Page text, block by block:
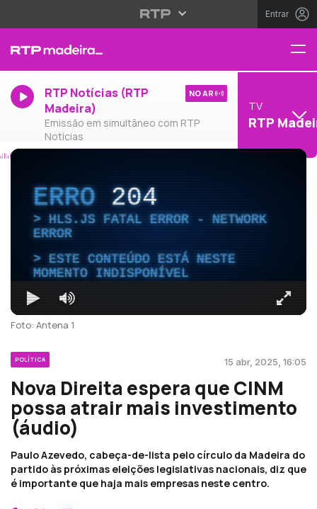
Entrar
RTP Notícias (RTP
Madeira)
Emissão em simultâneo com RTP
Notícias
NO AR
TV
RTP
ERRO204
HLS.JS FATAL ERROR - NETWORK
ERROR
ESTE CONTEÚDO ESTÁ NESTE
MOMENTO INDISPONÍVEL
Foto: Antena 1
POLÍTICA 15 abr, 2025, 16:05
Nova Direita espera que CINM
possa atrair mais investimento
(áudio)
Paulo Azevedo, cabeça-de-lista pelo círculo da Madeira do
partido às próximas eleições legislativas nacionais, diz que
é importante que haja mais empresas neste centro.